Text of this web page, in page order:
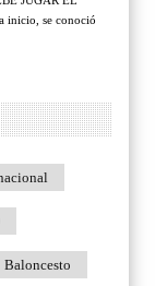
inicio, se conoció
Baloncesto